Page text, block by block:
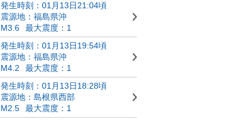
発生時刻：01月13日21:04頃
震源地：福島県沖
M3.6
最大震度：1
発生時刻：01月13日19:54頃
震源地：福島県沖
M4.2
最大震度：1
発生時刻：01月13日18:28頃
震源地：島根県西部
M2.5
最大震度：1